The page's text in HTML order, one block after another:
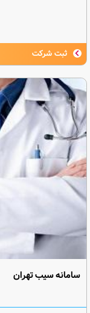
ثبت شرکت
سامانه سیب تهران